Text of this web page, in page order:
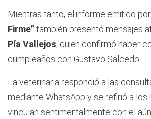
Mientras tanto, el informe emitido por
Firme”también presentó mensajes
Pía Vallejos, quien confirmó haber
cumpleaños con Gustavo Salcedo.
La veterinaria respondió a las
mediante WhatsApp y se refirió a los
vinculan sentimentalmente con el